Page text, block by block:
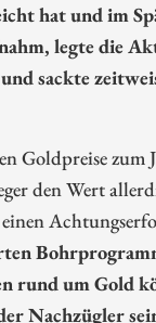
hat und im
legte die
sackte
Goldpreise zum
den Wert
rund um Gold
Nachzügler